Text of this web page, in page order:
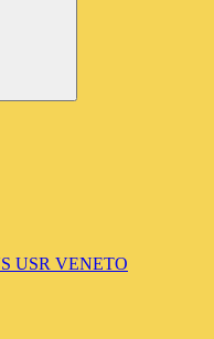
USR VENETO